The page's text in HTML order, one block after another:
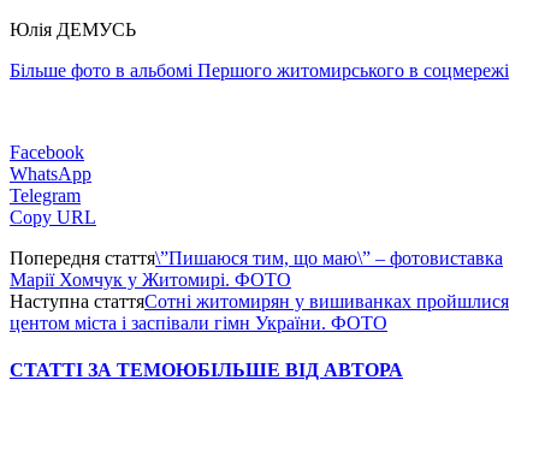
Юлія ДЕМУСЬ
Більше фото в альбомі Першого житомирського в соцмережі
Facebook
WhatsApp
Telegram
Copy URL
Попередня стаття\”Пишаюся тим, що маю\” – фотовиставка
Марії Хомчук у Житомирі. ФОТО
Наступна статтяСотні житомирян у вишиванках пройшлися
центом міста і заспівали гімн України. ФОТО
СТАТТІ ЗА ТЕМОЮБІЛЬШЕ ВІД АВТОРА